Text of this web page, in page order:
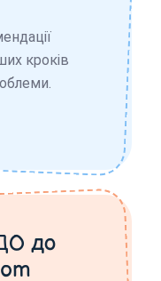
кроків
до